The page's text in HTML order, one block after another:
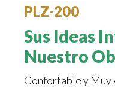
PLZ-200
Sus Ideas
Nuestro
Confortable y Muy